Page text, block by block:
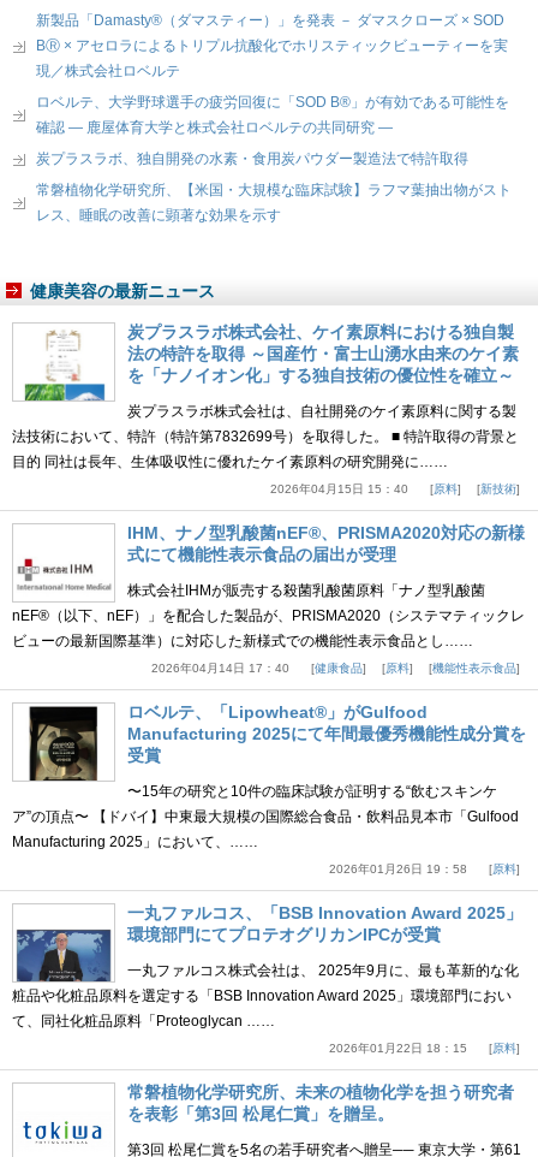
新製品「Damasty®（ダマスティー）」を発表 － ダマスクローズ × SOD
BⓇ × アセロラによるトリプル抗酸化でホリスティックビューティーを実
現／株式会社ロベルテ
ロベルテ、大学野球選手の疲労回復に「SOD B®」が有効である可能性を
確認 ― 鹿屋体育大学と株式会社ロベルテの共同研究 ―
炭プラスラボ、独自開発の水素・食用炭パウダー製造法で特許取得
常磐植物化学研究所、【米国・大規模な臨床試験】ラフマ葉抽出物がスト
レス、睡眠の改善に顕著な効果を示す
健康美容の最新ニュース
炭プラスラボ株式会社、ケイ素原料における独自製
法の特許を取得 ～国産竹・富士山湧水由来のケイ素
を「ナノイオン化」する独自技術の優位性を確立～
炭プラスラボ株式会社は、自社開発のケイ素原料に関する製
法技術において、特許（特許第7832699号）を取得した。 ■ 特許取得の背景と
目的 同社は長年、生体吸収性に優れたケイ素原料の研究開発に……
2026年04月15日 15：40 原料 新技術
IHM、ナノ型乳酸菌nEF®、PRISMA2020対応の新様
式にて機能性表示食品の届出が受理
株式会社IHMが販売する殺菌乳酸菌原料「ナノ型乳酸菌
nEF®（以下、nEF）」を配合した製品が、PRISMA2020（システマティックレ
ビューの最新国際基準）に対応した新様式での機能性表示食品とし……
2026年04月14日 17：40 健康食品 原料 機能性表示食品
ロベルテ、「Lipowheat®」がGulfood
Manufacturing 2025にて年間最優秀機能性成分賞を
受賞
〜15年の研究と10件の臨床試験が証明する“飲むスキンケ
ア”の頂点〜 【ドバイ】中東最大規模の国際総合食品・飲料品見本市「Gulfood
Manufacturing 2025」において、……
2026年01月26日 19：58 原料
一丸ファルコス、「BSB Innovation Award 2025」
環境部門にてプロテオグリカンIPCが受賞
一丸ファルコス株式会社は、 2025年9月に、最も革新的な化
粧品や化粧品原料を選定する「BSB Innovation Award 2025」環境部門におい
て、同社化粧品原料「Proteoglycan ……
2026年01月22日 18：15 原料
常磐植物化学研究所、未来の植物化学を担う研究者
を表彰「第3回 松尾仁賞」を贈呈。
第3回 松尾仁賞を5名の若手研究者へ贈呈── 東京大学・第61